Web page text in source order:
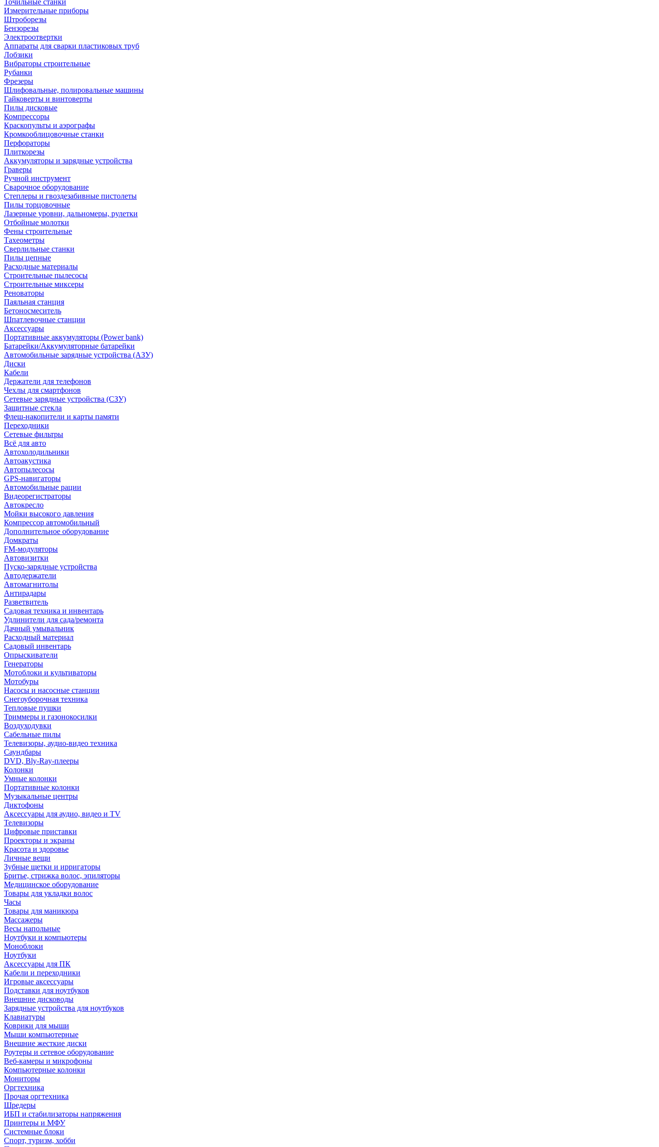
Точильные станки
Измерительные приборы
Штроборезы
Бензорезы
Электроотвертки
Аппараты для сварки пластиковых труб
Лобзики
Вибраторы строительные
Рубанки
Фрезеры
Шлифовальные, полировальные машины
Гайковерты и винтоверты
Пилы дисковые
Компрессоры
Краскопульты и аэрографы
Кромкооблицовочные станки
Перфораторы
Плиткорезы
Аккумуляторы и зарядные устройства
Граверы
Ручной инструмент
Сварочное оборудование
Степлеры и гвоздезабивные пистолеты
Пилы торцовочные
Лазерные уровни, дальномеры, рулетки
Отбойные молотки
Фены строительные
Тахеометры
Сверлильные станки
Пилы цепные
Расходные материалы
Строительные пылесосы
Строительные миксеры
Реноваторы
Паяльная станция
Бетоносмеситель
Шпатлевочные станции
Аксессуары
Портативные аккумуляторы (Power bank)
Батарейки/Аккумуляторные батарейки
Автомобильные зарядные устройства (АЗУ)
Диски
Кабели
Держатели для телефонов
Чехлы для смартфонов
Сетевые зарядные устройства (СЗУ)
Защитные стекла
Флеш-накопители и карты памяти
Переходники
Сетевые фильтры
Всё для авто
Автохолодильники
Автоакустика
Автопылесосы
GPS-навигаторы
Автомобильные рации
Видеорегистраторы
Автокресло
Мойки высокого давления
Компрессор автомобильный
Дополнительное оборудование
Домкраты
FM-модуляторы
Автовизитки
Пуско-зарядные устройства
Автодержатели
Автомагнитолы
Антирадары
Разветвитель
Садовая техника и инвентарь
Удлинители для сада/ремонта
Дачный умывальник
Расходный материал
Садовый инвентарь
Опрыскиватели
Генераторы
Мотоблоки и культиваторы
Мотобуры
Насосы и насосные станции
Снегоуборочная техника
Тепловые пушки
Триммеры и газонокосилки
Воздуходувки
Сабельные пилы
Телевизоры, аудио-видео техника
Саундбары
DVD, Bly-Ray-плееры
Колонки
Умные колонки
Портативные колонки
Музыкальные центры
Диктофоны
Аксессуары для аудио, видео и TV
Телевизоры
Цифровые приставки
Проекторы и экраны
Красота и здоровье
Личные вещи
Зубные щетки и ирригаторы
Бритье, стрижка волос, эпиляторы
Медицинское оборудование
Товары для укладки волос
Часы
Товары для маникюра
Массажеры
Весы напольные
Ноутбуки и компьютеры
Моноблоки
Ноутбуки
Аксессуары для ПК
Кабели и переходники
Игровые аксессуары
Подставки для ноутбуков
Внешние дисководы
Зарядные устройства для ноутбуков
Клавиатуры
Коврики для мыши
Мыши компьютерные
Внешние жесткие диски
Роутеры и сетевое оборудование
Веб-камеры и микрофоны
Компьютерные колонки
Мониторы
Оргтехника
Прочая оргтехника
Шредеры
ИБП и стабилизаторы напряжения
Принтеры и МФУ
Системные блоки
Спорт, туризм, хобби